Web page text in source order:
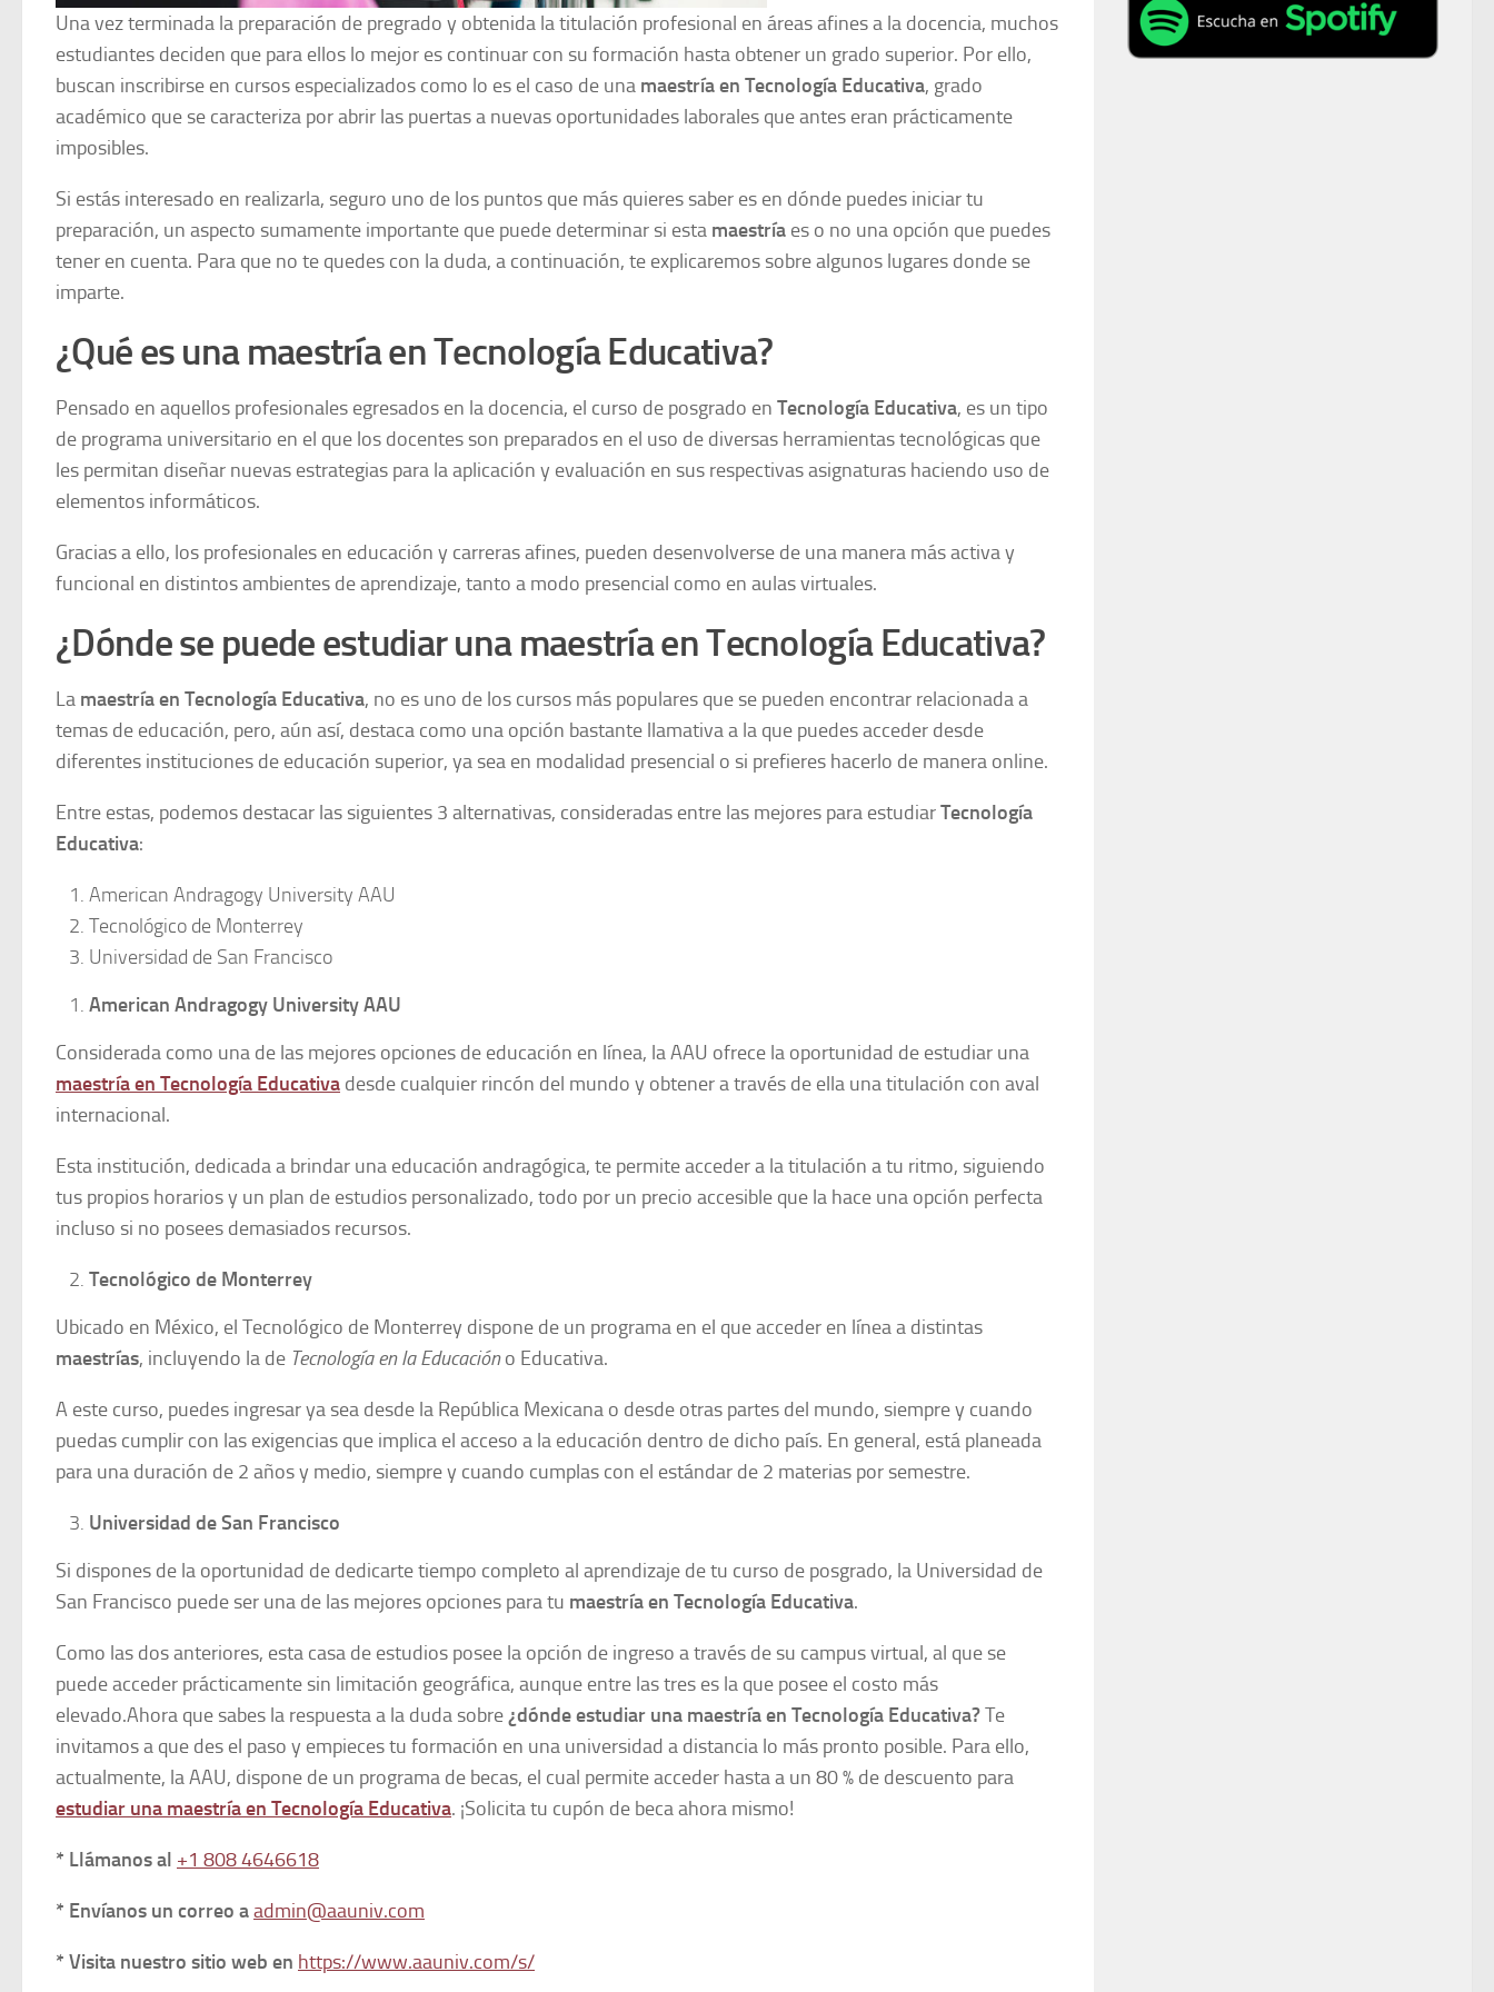
Una vez terminada la preparación de pregrado y obtenida la titulación profesional en áreas afines a la docencia, muchos
estudiantes deciden que para ellos lo mejor es continuar con su formación hasta obtener un grado superior. Por ello,
buscan inscribirse en cursos especializados como lo es el caso de una maestría en Tecnología Educativa, grado
académico que se caracteriza por abrir las puertas a nuevas oportunidades laborales que antes eran prácticamente
imposibles.
Si estás interesado en realizarla, seguro uno de los puntos que más quieres saber es en dónde puedes iniciar tu
preparación, un aspecto sumamente importante que puede determinar si esta maestría es o no una opción que puedes
tener en cuenta. Para que no te quedes con la duda, a continuación, te explicaremos sobre algunos lugares donde se
imparte.
¿Qué es una maestría en Tecnología Educativa?
Pensado en aquellos profesionales egresados en la docencia, el curso de posgrado en Tecnología Educativa, es un tipo
de programa universitario en el que los docentes son preparados en el uso de diversas herramientas tecnológicas que
les permitan diseñar nuevas estrategias para la aplicación y evaluación en sus respectivas asignaturas haciendo uso de
elementos informáticos.
Gracias a ello, los profesionales en educación y carreras afines, pueden desenvolverse de una manera más activa y
funcional en distintos ambientes de aprendizaje, tanto a modo presencial como en aulas virtuales.
¿Dónde se puede estudiar una maestría en Tecnología Educativa?
La maestría en Tecnología Educativa, no es uno de los cursos más populares que se pueden encontrar relacionada a
temas de educación, pero, aún así, destaca como una opción bastante llamativa a la que puedes acceder desde
diferentes instituciones de educación superior, ya sea en modalidad presencial o si prefieres hacerlo de manera online.
Entre estas, podemos destacar las siguientes 3 alternativas, consideradas entre las mejores para estudiarTecnología
Educativa:
American Andragogy University AAU
Tecnológico de Monterrey
Universidad de San Francisco
American Andragogy University AAU
Considerada como una de las mejores opciones de educación en línea, la AAU ofrece la oportunidad de estudiar una
maestría en Tecnología Educativa desde cualquier rincón del mundo y obtener a través de ella una titulación con aval
internacional.
Esta institución, dedicada a brindar una educación andragógica, te permite acceder a la titulación a tu ritmo, siguiendo
tus propios horarios y un plan de estudios personalizado, todo por un precio accesible que la hace una opción perfecta
incluso si no posees demasiados recursos.
Tecnológico de Monterrey
Ubicado en México, el Tecnológico de Monterrey dispone de un programa en el que acceder en línea a distintas
maestrías, incluyendo la de Tecnología en la Educacióno Educativa.
A este curso, puedes ingresar ya sea desde la República Mexicana o desde otras partes del mundo, siempre y cuando
puedas cumplir con las exigencias que implica el acceso a la educación dentro de dicho país. En general, está planeada
para una duración de 2 años y medio, siempre y cuando cumplas con el estándar de 2 materias por semestre.
Universidad de San Francisco
Si dispones de la oportunidad de dedicarte tiempo completo al aprendizaje de tu curso de posgrado, la Universidad de
San Francisco puede ser una de las mejores opciones para tu maestría en Tecnología Educativa.
Como las dos anteriores, esta casa de estudios posee la opción de ingreso a través de su campus virtual, al que se
puede acceder prácticamente sin limitación geográfica, aunque entre las tres es la que posee el costo más
elevado.Ahora que sabes la respuesta a la duda sobre¿dónde estudiar una maestría en Tecnología Educativa?Te
invitamos a que des el paso y empieces tu formación en una universidad a distancia lo más pronto posible. Para ello,
actualmente, la AAU, dispone de un programa de becas, el cual permite acceder hasta a un 80 % de descuento para
estudiar una maestría en Tecnología Educativa. ¡Solicita tu cupón de beca ahora mismo!
* Llámanos al +1 808 4646618
* Envíanos un correo aadmin@aauniv.com
* Visita nuestro sitio web en https://www.aauniv.com/s/